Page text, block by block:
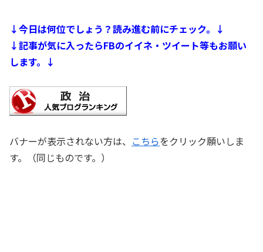
↓今日は何位でしょう？読み進む前にチェック。↓
↓記事が気に入ったらFBのイイネ・ツイート等もお願い
します。↓
バナーが表示されない方は、 こちらをクリック願いしま
す。（同じものです。）